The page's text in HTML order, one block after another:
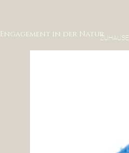
Engagement in der NaturZUHAUSE